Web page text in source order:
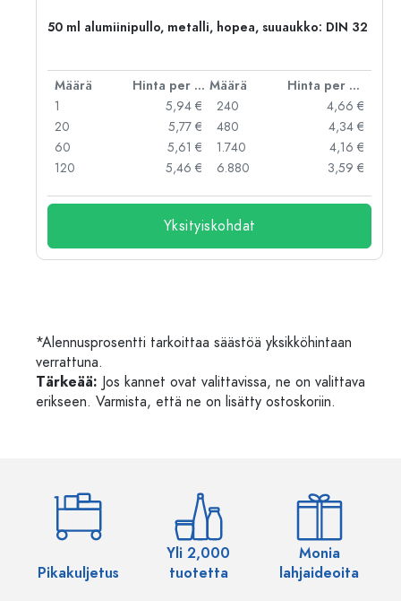
50 ml alumiinipullo, metalli, hopea, suuaukko: DIN 32
Määrä Hinta per kpl Määrä
Hinta per kpl
1
5,94 €
20
5,77 €
60
5,61 €
120
5,46 €
240
4,66 €
480
4,34 €
1.740
4,16 €
6.880
3,59 €
Yksityiskohdat
*Alennusprosentti tarkoittaa säästöä yksikköhintaan
verrattuna.
Tärkeää: Jos kannet ovat valittavissa, ne on valittava
erikseen. Varmista, että ne on lisätty ostoskoriin.
Pikakuljetus
Yli 2,000
tuotetta
Monia
lahjaideoita